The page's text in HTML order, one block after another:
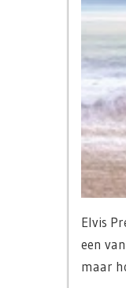
Elvis
een
maar